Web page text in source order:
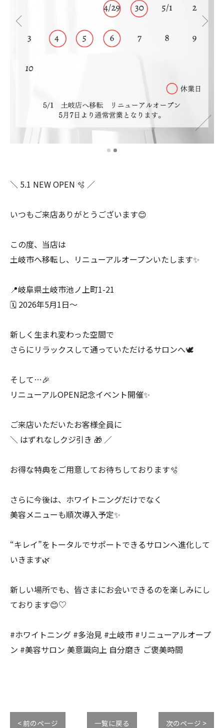
＼ 5.1 NEW OPEN 🫧 ／
いつもご来店ありがとうございます😊
この度、当店は
土岐市へ移転し、リニューアルオープンいたします✨
📍岐阜県土岐市池ノ上町1-21
🗓 2026年5月1日〜
新しく生まれ変わった空間で
さらにリラックスして通っていただけるサロンへ🕊️
そして…🎉
リニューアルOPEN記念イベント開催✨
ご来店いただいたお客様全員に
＼ はずれなしクジ引き 🎁 ／
お得な特典をご用意してお待ちしております🫧
さらに今後は、ホワイトニングだけでなく
美容メニューも順次導入予定✨
“キレイ”をトータルでサポートできるサロンへ進化して
いきます🌿
新しい場所でも、皆さまにお会いできるのを楽しみにし
ております😊♡
#ホワイトニング #多治見 #土岐市 #リニューアルオープ
ン #美容サロン 美意識向上 自分磨き ご褒美時間
< 前のページ 一覧に戻る 次のページ >